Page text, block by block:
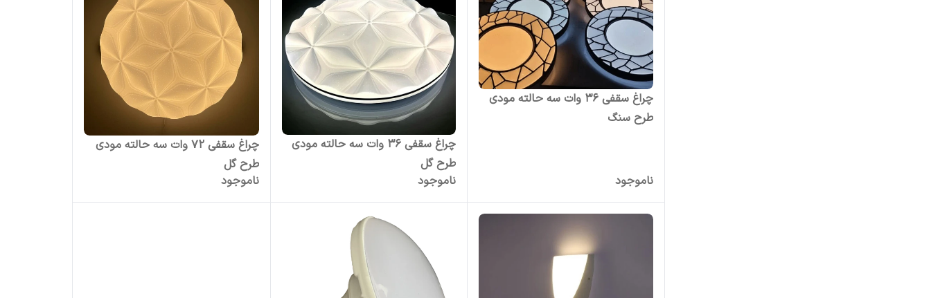
چراغ سقفی 36 وات سه حالته مودی
طرح سنگ
ناموجود
چراغ سقفی 36 وات سه حالته مودی
طرح گل
ناموجود
چراغ سقفی 72 وات سه حالته مودی
طرح گل
ناموجود